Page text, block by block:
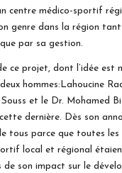
centre médico-sportif
genre dans la région
par sa gestion.
ce projet, dont l’idée est
hommes:Lahoucine
et le Dr. Mohamed
dernière. Dès son
tous parce que toutes
local et régional
de son impact sur le